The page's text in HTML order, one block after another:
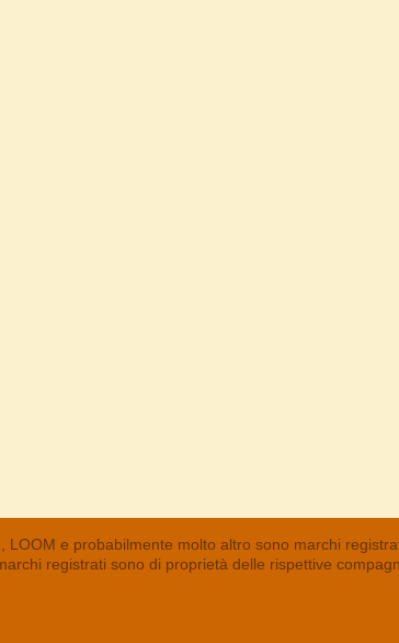
e probabilmente molto altro sono marchi
registrati sono di proprietà delle rispettive